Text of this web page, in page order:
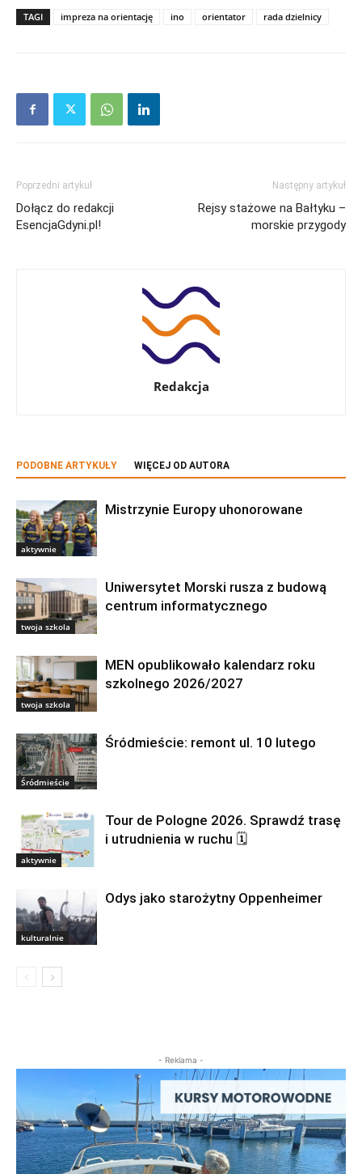
TAGI impreza na orientację ino orientator rada dzielnicy
Poprzedni artykuł
Dołącz do redakcji
EsencjaGdyni.pl!
Następny artykuł
Rejsy stażowe na Bałtyku –
morskie przygody
Redakcja
PODOBNE ARTYKUŁY WIĘCEJ OD AUTORA
aktywnie
Mistrzynie Europy uhonorowane
twoja szkola
Uniwersytet Morski rusza z budową
centrum informatycznego
twoja szkola
MEN opublikowało kalendarz roku
szkolnego 2026/2027
Śródmieście
Śródmieście: remont ul. 10 lutego
aktywnie
Tour de Pologne 2026. Sprawdź trasę
i utrudnienia w ruchu 🗓
kulturalnie
Odys jako starożytny Oppenheimer
- Reklama -